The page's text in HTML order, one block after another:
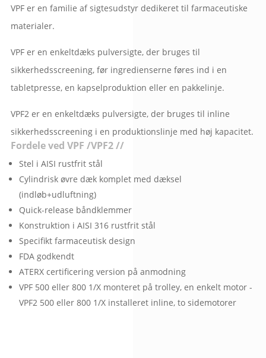
VPF er en familie af sigtesudstyr dedikeret til farmaceutiske
materialer.
VPF er en enkeltdæks pulversigte, der bruges til
sikkerhedsscreening, før ingredienserne føres ind i en
tabletpresse, en kapselproduktion eller en pakkelinje.
VPF2 er en enkeltdæks pulversigte, der bruges til inline
sikkerhedsscreening i en produktionslinje med høj kapacitet.
Fordele ved VPF /VPF2 //
Stel i AISI rustfrit stål
Cylindrisk øvre dæk komplet med dæksel
(indløb+udluftning)
Quick-release båndklemmer
Konstruktion i AISI 316 rustfrit stål
Specifikt farmaceutisk design
FDA godkendt
ATERX certificering version på anmodning
VPF 500 eller 800 1/X monteret på trolley, en enkelt motor -
VPF2 500 eller 800 1/X installeret inline, to sidemotorer